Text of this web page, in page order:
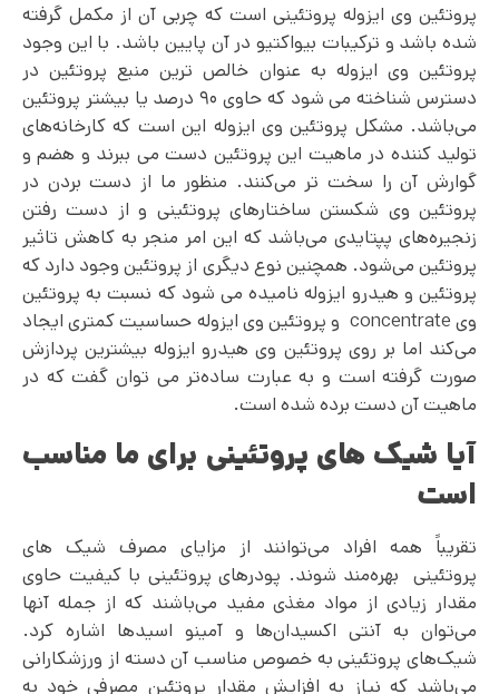
پروتئین وی ایزوله پروتئینی است که چربی آن از مکمل گرفته
شده باشد و ترکیبات بیواکتیو در آن پایین باشد. با این وجود
پروتئین وی ایزوله به عنوان خالص ترین منبع پروتئین در
دسترس شناخته می شود که حاوی ۹۰ درصد یا بیشتر پروتئین
می‌باشد. مشکل پروتئین وی ایزوله این است که کارخانه‌های
تولید کننده در ماهیت این پروتئین دست می ببرند و هضم و
گوارش آن را سخت تر می‌کنند. منظور ما از دست بردن در
پروتئین وی شکستن ساختار‌های پروتئینی و از دست رفتن
زنجیره‌های پپتایدی می‌باشد که این امر منجر به کاهش تاثیر
پروتئین می‌شود. همچنین نوع دیگری از پروتئین وجود دارد که
پروتئین و هیدرو ایزوله نامیده می شود که نسبت به پروتئین
وی concentrate و پروتئین وی ایزوله حساسیت کمتری ایجاد
می‌کند اما بر روی پروتئین وی هیدرو ایزوله بیشترین پردازش
صورت گرفته است و به عبارت ساده‌تر می ‌توان گفت که در
ماهیت آن دست برده شده است.
آیا شیک های پروتئینی برای ما مناسب
است
تقریباً همه افراد می‌توانند از مزایای مصرف شیک های
پروتئینی بهره‌مند شوند. پودرهای پروتئینی با کیفیت حاوی
مقدار زیادی از مواد مغذی مفید می‌باشند که از جمله آنها
می‌توان به آنتی اکسیدان‌ها و آمینو اسیدها اشاره کرد.
شیک‌های پروتئینی به خصوص مناسب آن دسته از ورزشکارانی
می‌باشد که نیاز به افزایش مقدار پروتئین مصرفی خود به